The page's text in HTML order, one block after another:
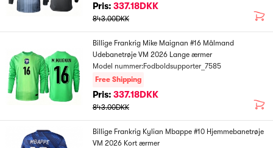
Pris: 337.18DKK
843.00DKK
Billige Frankrig Mike Maignan #16 Målmand
Udebanetrøje VM 2026 Lange ærmer
Model nummer:Fodboldsupporter_7585
Free Shipping
Pris: 337.18DKK
843.00DKK
Billige Frankrig Kylian Mbappe #10 Hjemmebanetrøje
VM 2026 Kort ærmer